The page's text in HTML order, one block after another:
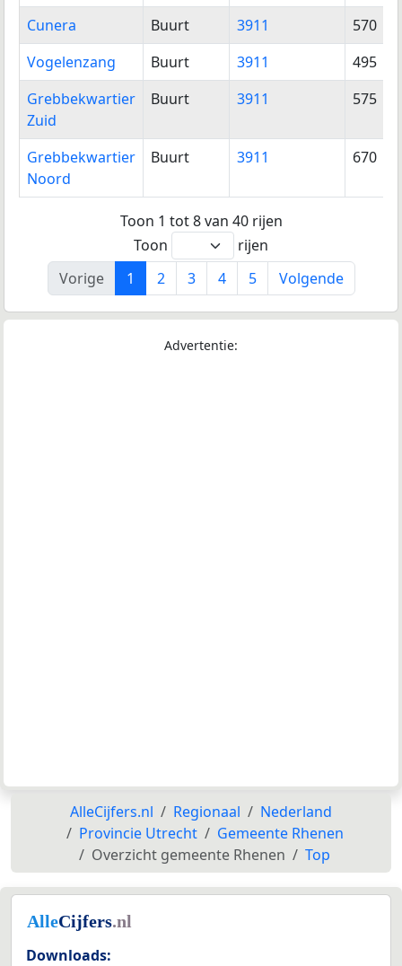
Cunera
Buurt 3911
570
Vogelenzang
Buurt 3911
495
Grebbekwartier
Zuid
Buurt 3911 575
Grebbekwartier
Noord
Buurt 3911 670
Toon 1 tot 8 van 40 rijen
Toon
rijen
Vorige
1 2 3 4 5 Volgende
Advertentie:
AlleCijfers.nl Regionaal
Nederland
Provincie Utrecht
Gemeente Rhenen
Overzicht gemeente Rhenen
Top
Downloads: